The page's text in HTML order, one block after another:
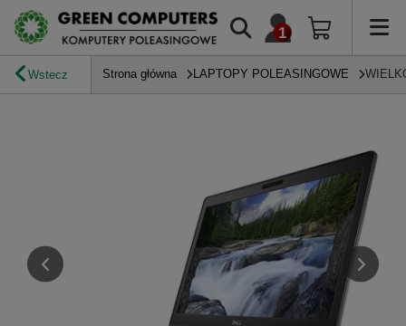
Wstecz Strona główna LAPTOPY POLEASINGOWE